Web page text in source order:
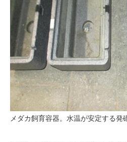
メダカ飼育容器。水温が安定する発